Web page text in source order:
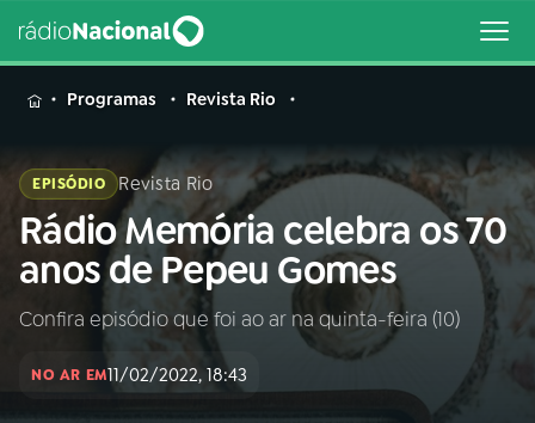
MENU
Buscar
na
Rádio
Nacional
Buscar
Programas Revista Rio
EPISÓDIO Revista Rio
Rádio Memória celebra os 70
anos de Pepeu Gomes
Confira episódio que foi ao ar na quinta-feira (10)
NO AR EM11/02/2022, 18:43